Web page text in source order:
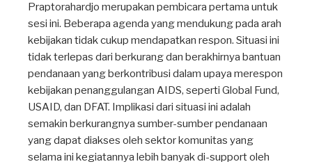
Praptorahardjo merupakan pembicara pertama untuk
sesi ini. Beberapa agenda yang mendukung pada arah
kebijakan tidak cukup mendapatkan respon. Situasi ini
tidak terlepas dari berkurang dan berakhirnya bantuan
pendanaan yang berkontribusi dalam upaya merespon
kebijakan penanggulangan AIDS, seperti Global Fund,
USAID, dan DFAT. Implikasi dari situasi ini adalah
semakin berkurangnya sumber-sumber pendanaan
yang dapat diakses oleh sektor komunitas yang
selama ini kegiatannya lebih banyak di-support oleh